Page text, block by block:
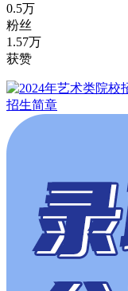
0.5万
粉丝
1.57万
获赞
招生简章